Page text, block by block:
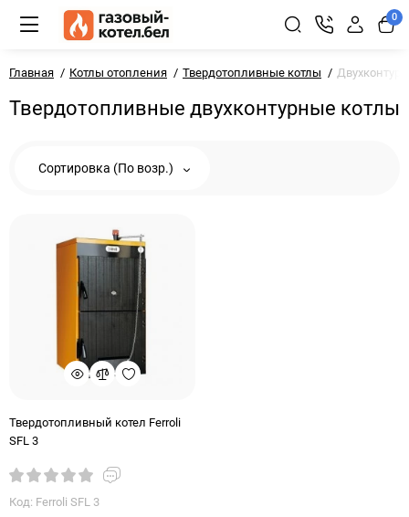
0
Главная Котлы отопления Твердотопливные котлы
Твердотопливные двухконтурные котлы
Сортировка (По возр.)
Твердотопливный котел Ferroli
SFL 3
Код: Ferroli SFL 3